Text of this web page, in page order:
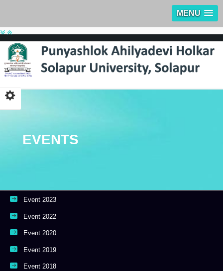
MENU
EVENTS
Event 2023
Event 2022
Event 2020
Event 2019
Event 2018